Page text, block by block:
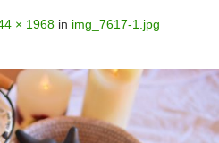
× 1968 in img_7617-1.jpg